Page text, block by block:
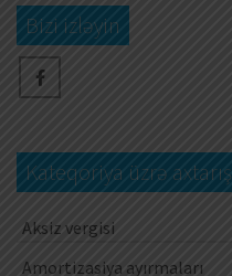
Bizi izləyin
Kateqoriya üzrə axtarış
Aksiz vergisi
Amortizasiya ayırmaları